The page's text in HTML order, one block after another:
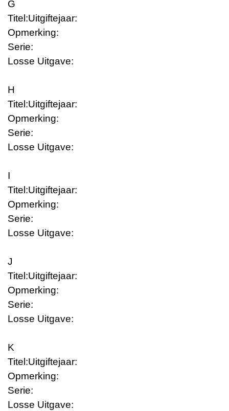
G
Titel:Uitgiftejaar:
Opmerking:
Serie:
Losse Uitgave:
H
Titel:Uitgiftejaar:
Opmerking:
Serie:
Losse Uitgave:
I
Titel:Uitgiftejaar:
Opmerking:
Serie:
Losse Uitgave:
J
Titel:Uitgiftejaar:
Opmerking:
Serie:
Losse Uitgave:
K
Titel:Uitgiftejaar:
Opmerking:
Serie:
Losse Uitgave: